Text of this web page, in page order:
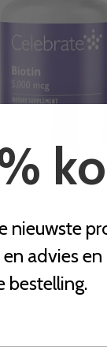
€14,95
Stukprijs
nieuwste
advies en
bestelling.